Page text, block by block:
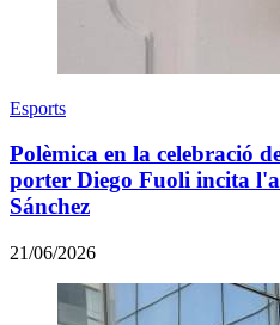
Esports
Polèmica en la celebració
porter Diego Fuoli incita
Sánchez
21/06/2026